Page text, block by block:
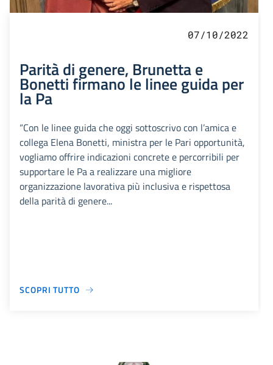
07/10/2022
Parità di genere, Brunetta e
Bonetti firmano le linee guida per
la Pa
“Con le linee guida che oggi sottoscrivo con l’amica e
collega Elena Bonetti, ministra per le Pari opportunità,
vogliamo offrire indicazioni concrete e percorribili per
supportare le Pa a realizzare una migliore
organizzazione lavorativa più inclusiva e rispettosa
della parità di genere...
SCOPRI TUTTO